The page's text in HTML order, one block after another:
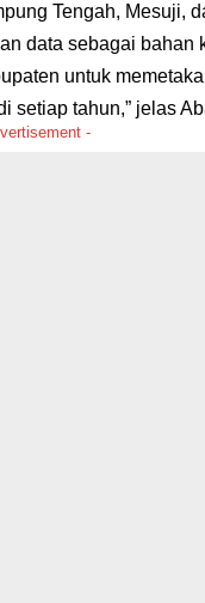
Tengah, Mesuji,
data sebagai bahan
untuk
setiap tahun,” jelas
-